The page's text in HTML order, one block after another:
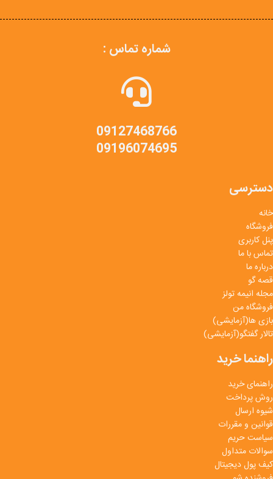
شماره تماس :
09127468766
09196074695
دسترسی
خانه
فروشگاه
پنل کاربری
تماس با ما
درباره ما
قصه گو
مجله انیمه تولز
فروشگاه من
بازی ها(آزمایشی)
تالار گفتگو(آزمایشی)
راهنما خرید
راهنمای خرید
روش پرداخت
شیوه ارسال
قوانین و مقررات
سیاست حریم
سوالات متداول
کیف پول دیجیتال